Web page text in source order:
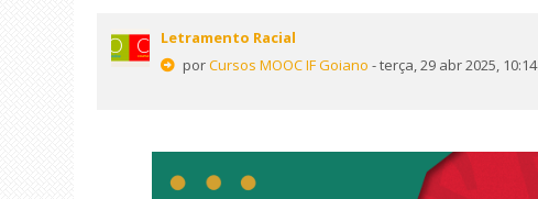
Letramento Racial
porCursos MOOC IF Goiano - terça, 29 abr 2025, 10:14